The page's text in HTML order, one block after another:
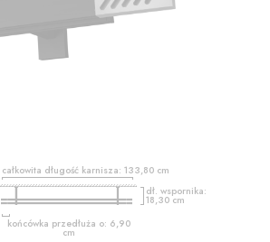
całkowita długość karnisza: 133,80cm
dł. wspornika:
18,30cm
końcówka przedłuża o: 6,90
cm